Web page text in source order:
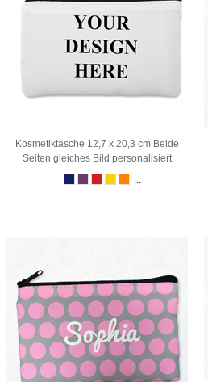
Kosmetiktasche 12,7 x 20,3 cm Beide
Seiten gleiches Bild personalisiert
...